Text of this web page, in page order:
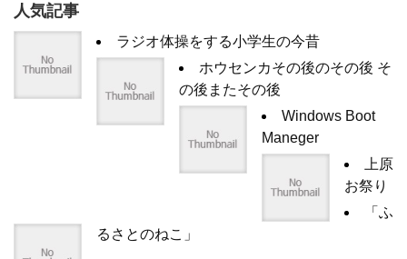
人気記事
ラジオ体操をする小学生の今昔
ホウセンカその後のその後 そ
の後またその後
Windows Boot
Maneger
上原
お祭り
「ふ
るさとのねこ」